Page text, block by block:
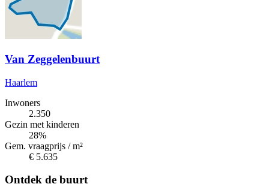
Van Zeggelenbuurt
Haarlem
Inwoners
2.350
Gezin met kinderen
28%
Gem. vraagprijs / m²
€ 5.635
Ontdek de buurt